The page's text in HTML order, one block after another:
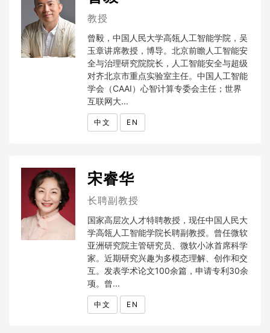
教授
曾毅，中国人民大学高瓴人工智能学院，吴
玉章讲席教授，博导。北京前瞻人工智能安
全与治理研究院院长，人工智能安全与超级
对齐北京市重点实验室主任。中国人工智能
学会（CAAI）心智计算专委会主任；世界
互联网大...
中文 EN
宋睿华
长聘副教授
国家高层次人才特聘教授，现任中国人民大
学高瓴人工智能学院长聘副教授。曾任微软
亚洲研究院主管研究员、微软小冰首席科学
家。近期研究兴趣为多模态理解、创作和交
互。发表学术论文100余篇，申请专利30余
项。曾...
中文 EN